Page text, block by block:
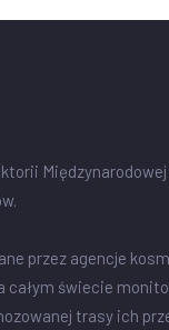
przez agencje
całym świecie
trasy ich